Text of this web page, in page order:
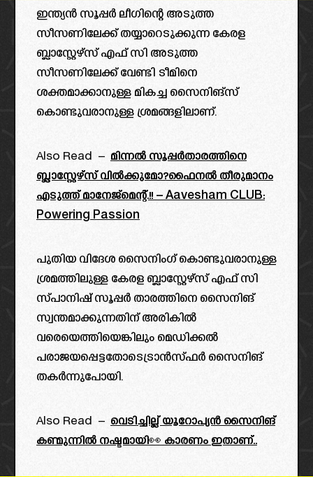
ഇന്ത്യൻ സൂപ്പർ ലീഗിന്റെ അടുത്ത
സീസണിലേക്ക് തയ്യാറെടുക്കുന്ന കേരള
ബ്ലാസ്റ്റേഴ്സ് എഫ് സി അടുത്ത
സീസണിലേക്ക് വേണ്ടി ടീമിനെ
ശക്തമാക്കാനുള്ള മികച്ച സൈനിങ്സ്
കൊണ്ടുവരാനുള്ള ശ്രമങ്ങളിലാണ്.
Also Read – മിന്നൽ സൂപ്പർതാരത്തിനെ
ബ്ലാസ്റ്റേഴ്‌സ് വിൽക്കുമോ?ഫൈനൽ തീരുമാനം
എടുത്ത് മാനേജ്മെന്റ്.!! – Aavesham CLUB:
Powering Passion
പുതിയ വിദേശ സൈനിംഗ് കൊണ്ടുവരാനുള്ള
ശ്രമത്തിലുള്ള കേരള ബ്ലാസ്റ്റേഴ്സ് എഫ് സി
സ്പാനിഷ് സൂപ്പർ താരത്തിനെ സൈനിങ്
സ്വന്തമാക്കുന്നതിന് അരികിൽ
വരെയെത്തിയെങ്കിലും മെഡിക്കൽ
പരാജയപ്പെട്ടതോടെട്രാൻസ്ഫർ സൈനിങ്
തകർന്നുപോയി.
Also Read – വെടിച്ചില്ല് യൂറോപ്യൻ സൈനിങ്
കണ്മുന്നിൽ നഷ്ടമായി👀 കാരണം ഇതാണ്..